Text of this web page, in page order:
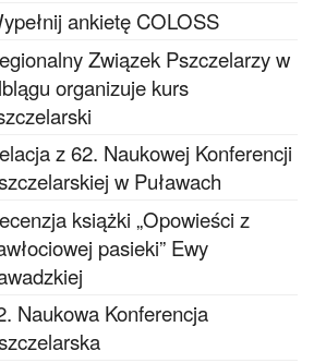
ankietę COLOSS
Związek Pszczelarzy w
organizuje kurs
z 62. Naukowej Konferencji
w Puławach
książki „Opowieści z
pasieki” Ewy
Naukowa Konferencja